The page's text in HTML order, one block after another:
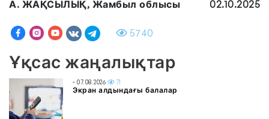
А. ЖАҚСЫЛЫҚ, Жамбыл облысы 02.10.2025
5740
Ұқсас жаңалықтар
- 07.08.2026 71
Экран алдындағы балалар